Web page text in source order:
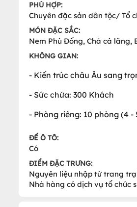
PHÙ HỢP:
Chuyên đặc sản dân tộc/ Tổ
MÓN ĐẶC SẮC:
Nem Phù Đổng, Chả cá lăng,
KHÔNG GIAN:
- Kiến trúc châu Âu sang
- Sức chứa: 300 Khách
- Phòng riêng: 10 phòng (4
ĐỂ Ô TÔ:
Có
ĐIỂM ĐẶC TRƯNG:
Nguyên liệu nhập từ trang
Nhà hàng có dịch vụ tổ chức